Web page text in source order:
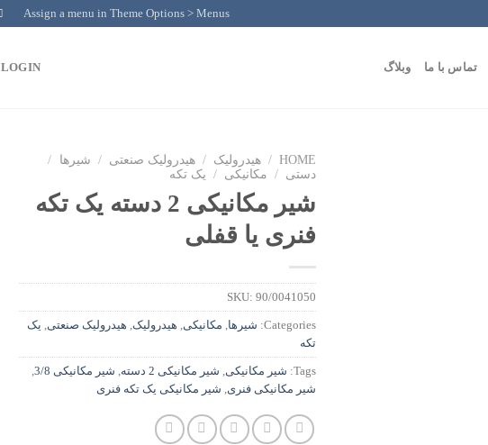
Assign a menu in Theme Options > Menus
تماس با ما وبلاگ LOGIN
HOME
/ هیدرولیک / هیدرولیک صنعتی / شیرها
/
دستی
/ مکانیکی / یک تکه
شیر مکانیکی 2 دسته یک تکه
فنری یا قفلی
SKU: 90/0041050
Categories: شیرها مکانیکی هیدرولیک هیدرولیک صنعتی یک
تکه
Tags: شیر مکانیکی شیر مکانیکی 2 دسته شیر مکانیکی 3/8
شیر مکانیکی فنری شیر مکانیکی یک تکه فنری